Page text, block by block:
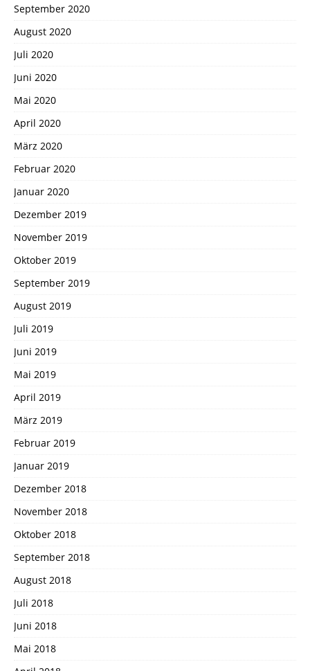
September 2020
August 2020
Juli 2020
Juni 2020
Mai 2020
April 2020
März 2020
Februar 2020
Januar 2020
Dezember 2019
November 2019
Oktober 2019
September 2019
August 2019
Juli 2019
Juni 2019
Mai 2019
April 2019
März 2019
Februar 2019
Januar 2019
Dezember 2018
November 2018
Oktober 2018
September 2018
August 2018
Juli 2018
Juni 2018
Mai 2018